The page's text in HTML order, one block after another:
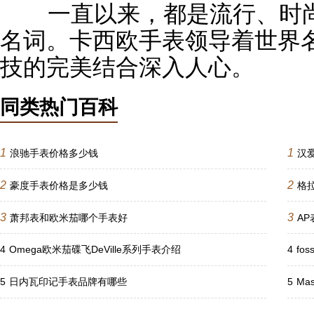
一直以来，都是流行、时
名词。卡西欧手表领导着世界
技的完美结合深入人心。
同类热门百科
1 浪驰手表价格多少钱
2 豪度手表价格是多少钱
3 萧邦表和欧米茄哪个手表好
4 Omega欧米茄碟飞DeVille系列手表介绍
5 日内瓦印记手表品牌有哪些
1 汉
2 格
3 AP
4
5